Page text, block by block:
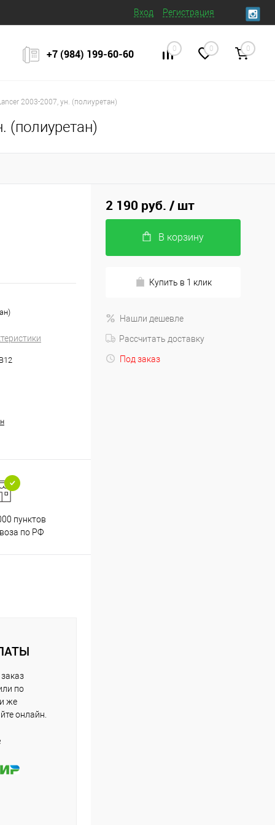
Вход Регистрация
+7 (984) 199‒60‒60 0 0 0
2003-2007, ун. (полиуретан)
(полиуретан)
пунктов
по РФ
по
же
онлайн.
2 190 руб. / шт
В корзину
Купить в 1 клик
Нашли дешевле
Рассчитать доставку
Под заказ